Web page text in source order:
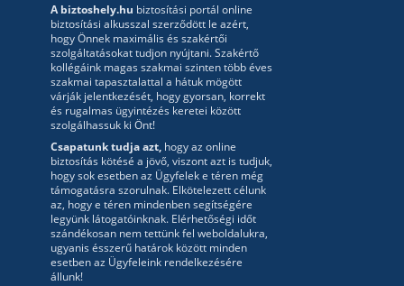
A biztoshely.hu biztosítási portál online
biztosítási alkusszal szerződött le azért,
hogy Önnek maximális és szakértői
szolgáltatásokat tudjon nyújtani. Szakértő
kollégáink magas szakmai szinten több éves
szakmai tapasztalattal a hátuk mögött
várják jelentkezését, hogy gyorsan, korrekt
és rugalmas ügyintézés keretei között
szolgálhassuk ki Önt!
Csapatunk tudja azt, hogy az online
biztosítás kötésé a jövő, viszont azt is tudjuk,
hogy sok esetben az Ügyfelek e téren még
támogatásra szorulnak. Elkötelezett célunk
az, hogy e téren mindenben segítségére
legyünk látogatóinknak. Elérhetőségi időt
szándékosan nem tettünk fel weboldalukra,
ugyanis ésszerű határok között minden
esetben az Ügyfeleink rendelkezésére
állunk!